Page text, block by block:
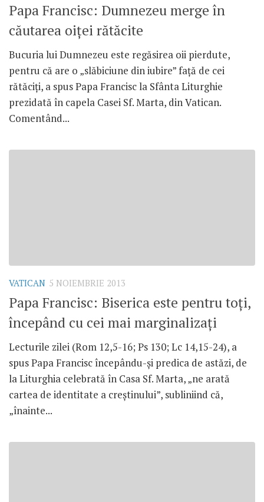
Papa Francisc: Dumnezeu merge în
căutarea oiţei rătăcite
Bucuria lui Dumnezeu este regăsirea oii pierdute,
pentru că are o „slăbiciune din iubire” faţă de cei
rătăciţi, a spus Papa Francisc la Sfânta Liturghie
prezidată în capela Casei Sf. Marta, din Vatican.
Comentând...
VATICAN 5 NOIEMBRIE 2013
Papa Francisc: Biserica este pentru toţi,
începând cu cei mai marginalizaţi
Lecturile zilei (Rom 12,5-16; Ps 130; Lc 14,15-24), a
spus Papa Francisc începându-şi predica de astăzi, de
la Liturghia celebrată în Casa Sf. Marta, „ne arată
cartea de identitate a creştinului”, subliniind că,
„înainte...